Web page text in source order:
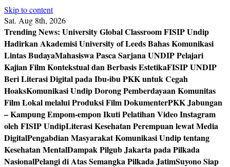
Skip to content
Sat. Aug 8th, 2026
Trending News: University Global Classroom FISIP Undip
Hadirkan Akademisi University of Leeds Bahas Komunikasi
Lintas BudayaMahasiswa Pasca Sarjana UNDIP Pelajari
Kajian Film Kontekstual dan Berbasis EstetikaFISIP UNDIP
Beri Literasi Digital pada Ibu-ibu PKK untuk Cegah
HoaksKomunikasi Undip Dorong Pemberdayaan Komunitas
Film Lokal melalui Produksi Film DokumenterPKK Jabungan
– Kampung Empom-empon Ikuti Pelatihan Video Instagram
oleh FISIP UndipLiterasi Kesehatan Perempuan lewat Media
DigitalPengabdian Masyarakat Komunikasi Undip tentang
Kesehatan MentalDampak Pilgub Jakarta pada Pilkada
NasionalPelangi di Atas Semangka Pilkada JatimSuyono Siap